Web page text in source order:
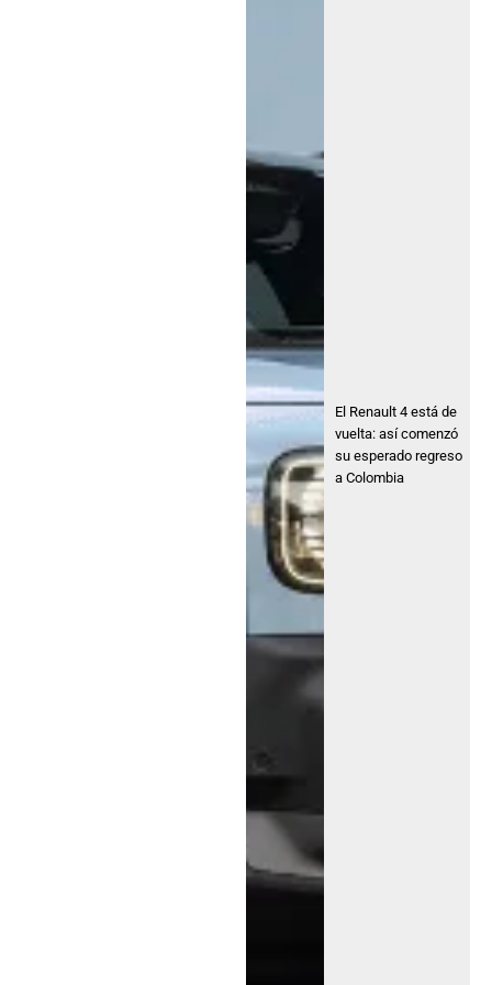
El Renault 4 está de
vuelta: así comenzó
su esperado regreso
a Colombia